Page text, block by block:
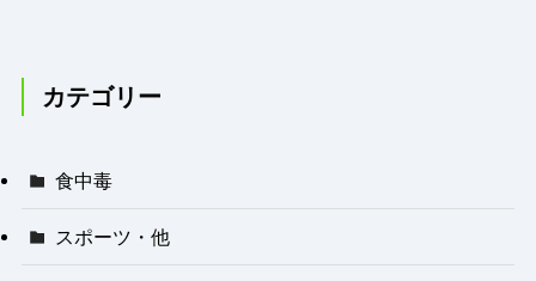
カテゴリー
食中毒
スポーツ・他